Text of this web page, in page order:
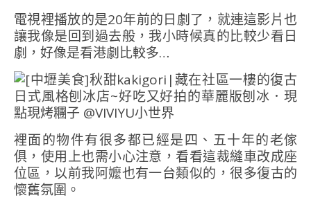
電視裡播放的是20年前的日劇了，就連這影片也
讓我像是回到過去般，我小時候真的比較少看日
劇，好像是看港劇比較多…
裡面的物件有很多都已經是四、五十年的老傢
俱，使用上也需小心注意，看看這裁縫車改成座
位區，以前我阿嬤也有一台類似的，很多復古的
懷舊氛圍。